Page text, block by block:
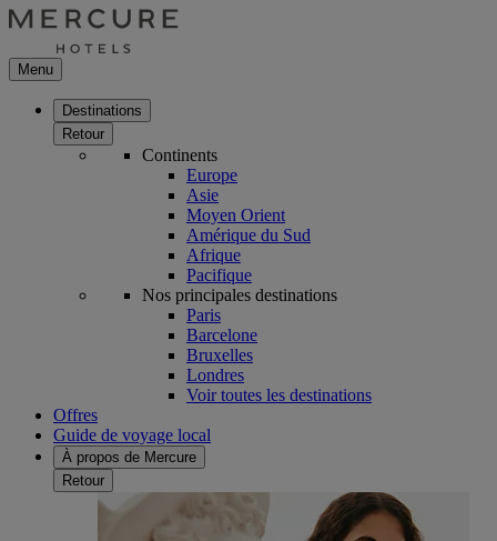
Menu
Destinations
Retour
Continents
Europe
Asie
Moyen Orient
Amérique du Sud
Afrique
Pacifique
Nos principales destinations
Paris
Barcelone
Bruxelles
Londres
Voir toutes les destinations
Offres
Guide de voyage local
À propos de Mercure
Retour